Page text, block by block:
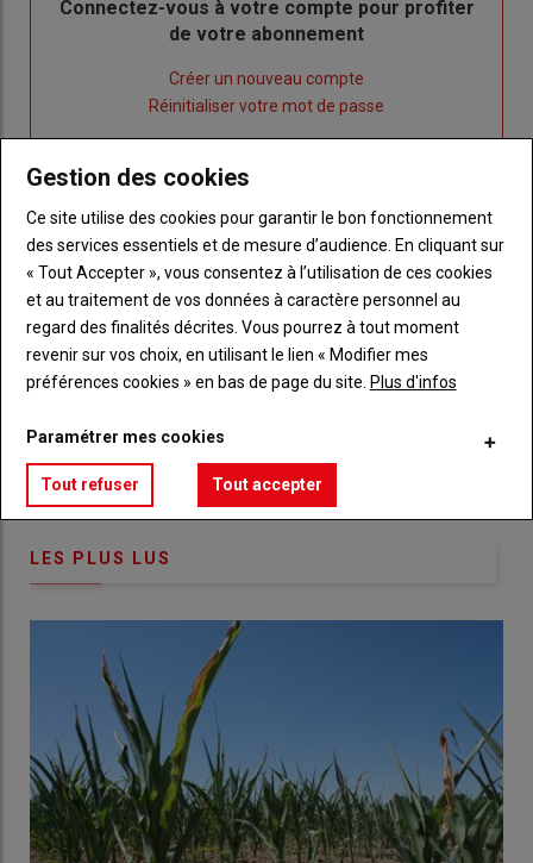
Body
Connectez-vous à votre compte pour profiter
de votre abonnement
compte"
Créer un nouveau compte
mot
de
passe"
Réinitialiser votre mot de passe
"Je
me
connecte"
Je me connecte
Sous-
titre
Vous n'êtes pas abonné(e)
TITRE CRÉEZ UN COMPTE
BodyChoisissez votre formule et créez votre
Lien Créez un compte
LES PLUS LUS
Gestion des cookies
Ce site utilise des cookies pour garantir le bon fonctionnement
des services essentiels et de mesure d’audience. En cliquant sur
« Tout Accepter », vous consentez à l’utilisation de ces cookies
et au traitement de vos données à caractère personnel au
regard des finalités décrites. Vous pourrez à tout moment
revenir sur vos choix, en utilisant le lien « Modifier mes
préférences cookies » en bas de page du site. Plus d'infos
Paramétrer mes cookies
Tout refuser Tout accepter